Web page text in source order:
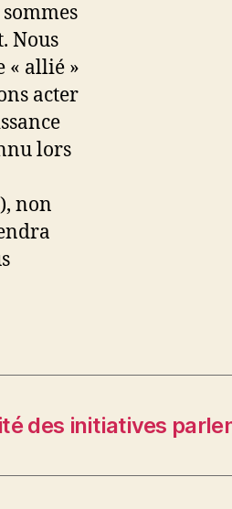
Nous
« allié »
acter
lors
non
des initiatives